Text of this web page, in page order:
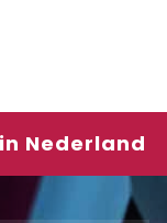
Nederland